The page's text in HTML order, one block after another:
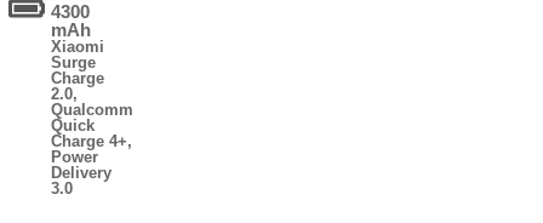
4300
mAh
Xiaomi
Surge
Charge
2.0,
Qualcomm
Quick
Charge 4+,
Power
Delivery
3.0